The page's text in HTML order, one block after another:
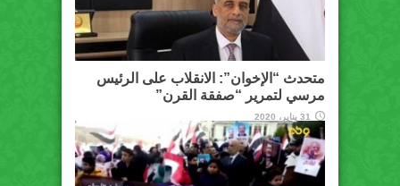
متحدث “الإخوان”: الانقلاب على الرئيس
مرسي لتمرير “صفقة القرن”
31 يناير، 2020